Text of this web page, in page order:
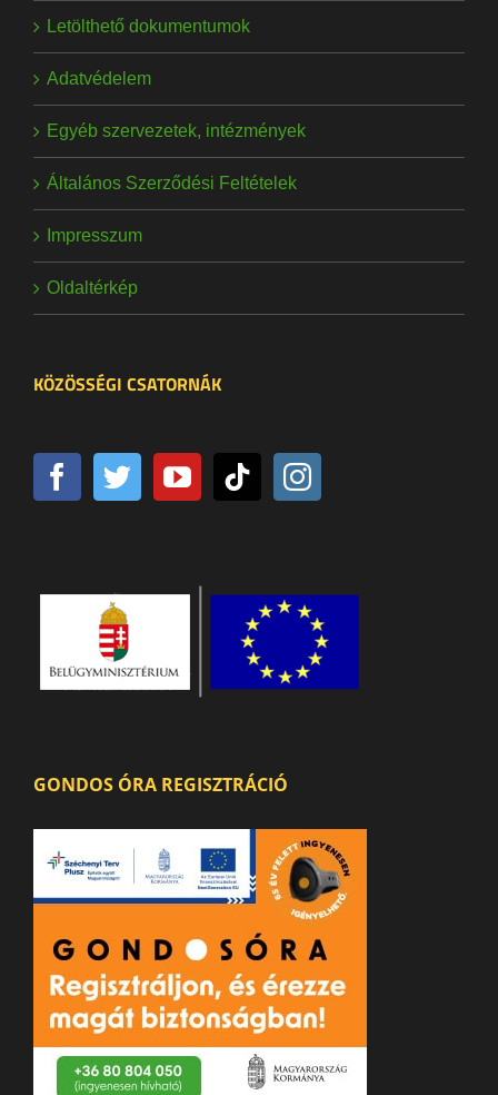
Letölthető dokumentumok
Adatvédelem
Egyéb szervezetek, intézmények
Általános Szerződési Feltételek
Impresszum
Oldaltérkép
KÖZÖSSÉGI CSATORNÁK
GONDOS ÓRA REGISZTRÁCIÓ